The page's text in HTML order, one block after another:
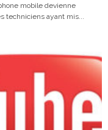
mobile devienne
techniciens ayant mis...